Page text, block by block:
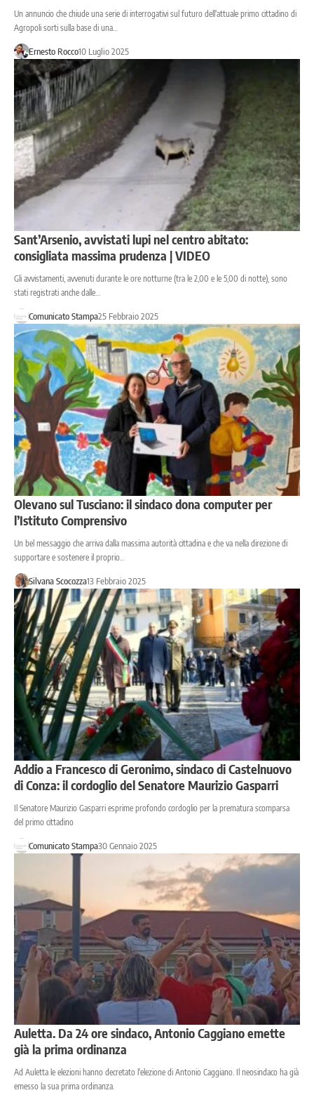
Un annuncio che chiude una serie di interrogativi sul futuro dell'attuale primo cittadino di
Agropoli sorti sulla base di una…
Ernesto Rocco10 Luglio 2025
Sant’Arsenio, avvistati lupi nel centro abitato:
consigliata massima prudenza | VIDEO
Gli avvistamenti, avvenuti durante le ore notturne (tra le 2,00 e le 5,00 di notte), sono
stati registrati anche dalle…
Comunicato Stampa25 Febbraio 2025
Olevano sul Tusciano: il sindaco dona computer per
l’Istituto Comprensivo
Un bel messaggio che arriva dalla massima autorità cittadina e che va nella direzione di
supportare e sostenere il proprio…
Silvana Scocozza13 Febbraio 2025
Addio a Francesco di Geronimo, sindaco di Castelnuovo
di Conza: il cordoglio del Senatore Maurizio Gasparri
Il Senatore Maurizio Gasparri esprime profondo cordoglio per la prematura scomparsa
del primo cittadino
Comunicato Stampa30 Gennaio 2025
Auletta. Da 24 ore sindaco, Antonio Caggiano emette
già la prima ordinanza
Ad Auletta le elezioni hanno decretato l'elezione di Antonio Caggiano. Il neosindaco ha già
emesso la sua prima ordinanza.